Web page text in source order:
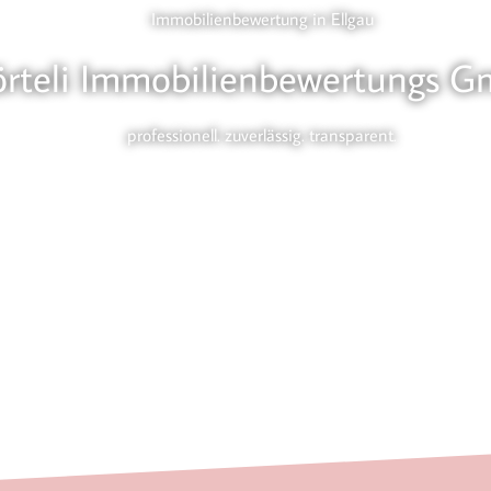
Immobilienbewertung in Ellgau
Immobilienbewertungs
professionell. zuverlässig. transparent.